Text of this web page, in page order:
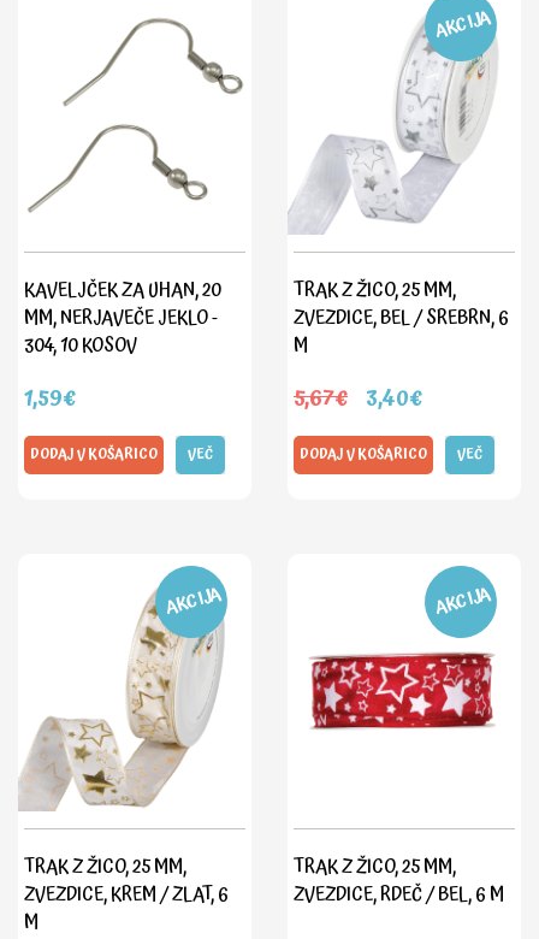
KAVELJČEK ZA UHAN, 20
MM, NERJAVEČE JEKLO -
304, 10 KOSOV
1,59€
DODAJ V KOŠARICO VEČ
AKCIJA
TRAK Z ŽICO, 25 MM,
ZVEZDICE, BEL / SREBRN, 6
M
5,67€ 3,40€
DODAJ V KOŠARICO VEČ
AKCIJA
TRAK Z ŽICO, 25 MM,
ZVEZDICE, KREM / ZLAT, 6
M
AKCIJA
TRAK Z ŽICO, 25 MM,
ZVEZDICE, RDEČ / BEL, 6 M